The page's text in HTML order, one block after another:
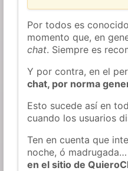
Por todos es
momento que, en
chat. Siempre es
Y por contra, en el
chat, por norma
Esto sucede así en
cuando los usuarios
Ten en cuenta que
noche, ó
en el sitio de